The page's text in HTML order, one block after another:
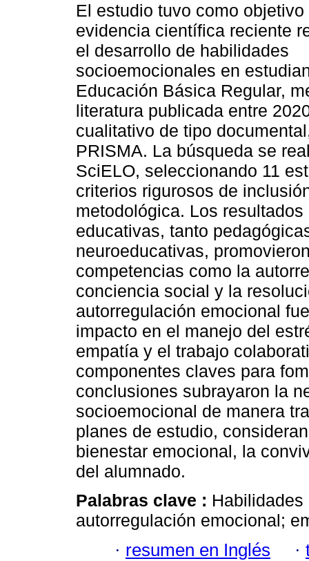
El estudio tuvo como
evidencia científica reciente
el desarrollo de habilidades
socioemocionales en
Educación Básica Regular,
literatura publicada entre
cualitativo de tipo
PRISMA. La búsqueda se
SciELO, seleccionando 11
criterios rigurosos de
metodológica. Los
educativas, tanto
neuroeducativas,
competencias como la
conciencia social y la
autorregulación emocional
impacto en el manejo del
empatía y el trabajo
componentes claves para
conclusiones subrayaron la
socioemocional de manera
planes de estudio,
bienestar emocional, la
del alumnado.
Palabras clave :
autorregulación emocional;
· resumen en Inglés ·